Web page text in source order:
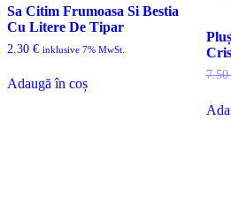
Sa Citim Frumoasa Si Bestia
Cu Litere De Tipar
2.30 € inklusive 7% MwSt.
Adaugă în coș
7.50